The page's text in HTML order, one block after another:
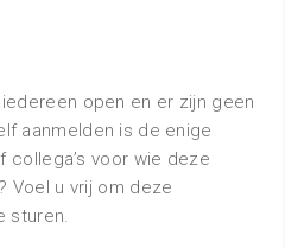
open en er zijn geen
aanmelden is de enige
voor wie deze
Voel u vrij om deze
sturen.